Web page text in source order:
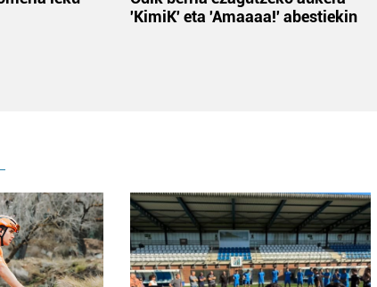
'KimiK' eta 'Amaaaa!' abestiekin